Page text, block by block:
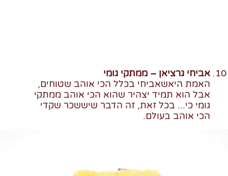
אביחי גרציאן – ממתקי גומי
האמת היאשאביחי בכלל הכי אוהב שטוחים,
אבל הוא תמיד יצהיר שהוא הכי אוהב ממתקי
גומי כי... בכל זאת, זה הדבר שיששכר שקדי
הכי אוהב בעולם.